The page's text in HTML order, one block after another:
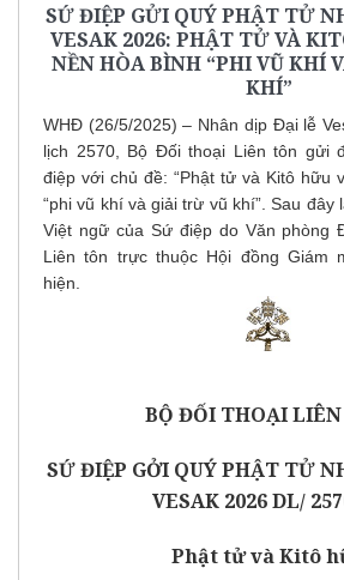
SỨ ĐIỆP GỬI QUÝ PHẬT TỬ
VESAK 2026: PHẬT TỬ VÀ
NỀN HÒA BÌNH “PHI VŨ KHÍ
KHÍ”
WHĐ (26/5/2025) – Nhân dịp Đại lễ
lịch 2570, Bộ Đối thoại Liên tôn gửi
điệp với chủ đề: “Phật tử và Kitô hữu
“phi vũ khí và giải trừ vũ khí”. Sau đây
Việt ngữ của Sứ điệp do Văn phòng
Liên tôn trực thuộc Hội đồng Giám
hiện.
BỘ ĐỐI THOẠI
SỨ ĐIỆP GỞI QUÝ PHẬT TỬ
VESAK 2026 DL/
Phật tử và Kitô